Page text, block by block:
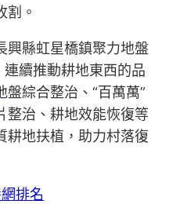
割。
興縣虹星橋鎮聚力地盤
連續推動耕地東西的品
綜合整治、“百萬萬”
整治、耕地效能恢復等
耕地扶植，助力村落復
排名